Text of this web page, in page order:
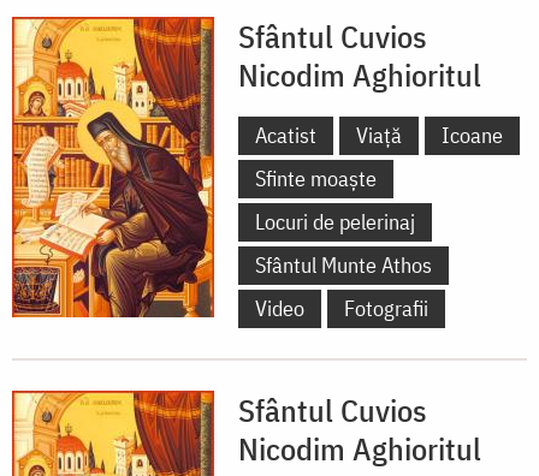
Sfântul Cuvios
Nicodim Aghioritul
Acatist Viață
Icoane
Sfinte moaște
Locuri de pelerinaj
Sfântul Munte Athos
Video
Fotografii
Sfântul Cuvios
Nicodim Aghioritul